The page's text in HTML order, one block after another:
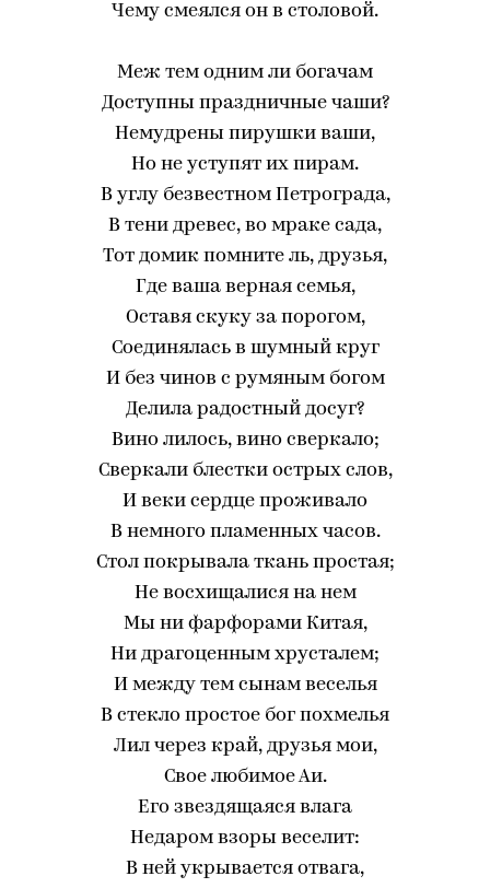
Чему смеялся он в столовой.
Меж тем одним ли богачам
Доступны праздничные чаши?
Немудрены пирушки ваши,
Но не уступят их пирам.
В углу безвестном Петрограда,
В тени древес, во мраке сада,
Тот домик помните ль, друзья,
Где ваша верная семья,
Оставя скуку за порогом,
Соединялась в шумный круг
И без чинов с румяным богом
Делила радостный досуг?
Вино лилось, вино сверкало;
Сверкали блестки острых слов,
И веки сердце проживало
В немного пламенных часов.
Стол покрывала ткань простая;
Не восхищалися на нем
Мы ни фарфорами Китая,
Ни драгоценным хрусталем;
И между тем сынам веселья
В стекло простое бог похмелья
Лил через край, друзья мои,
Свое любимое Аи.
Его звездящаяся влага
Недаром взоры веселит:
В ней укрывается отвага,